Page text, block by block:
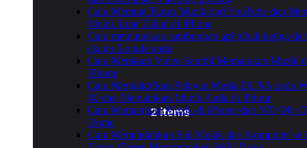
Cara Memuat Turun Muzik dari YouTube dan
Muzik Luar Talian di iPhone
Cara memutuskan sambungan apl pihak ketiga
akaun Google anda
Cara Merakam Video Sambil Memainkan Muzik
iPhone
Cara Mengaktifkan Pelayan Media DLNA pada
10 dan Memainkan Muzik Anda di iPhone
Cara Memainkan Muzik di iPhone dari WD My
Home
Cara Memindahkan Fail Muzik dari Komputer ke